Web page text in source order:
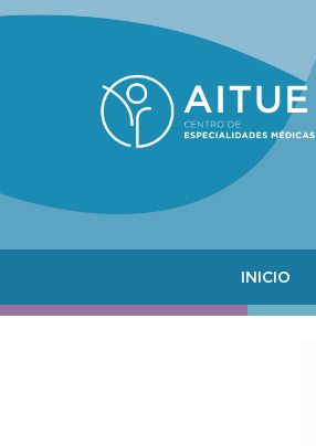
INICIO